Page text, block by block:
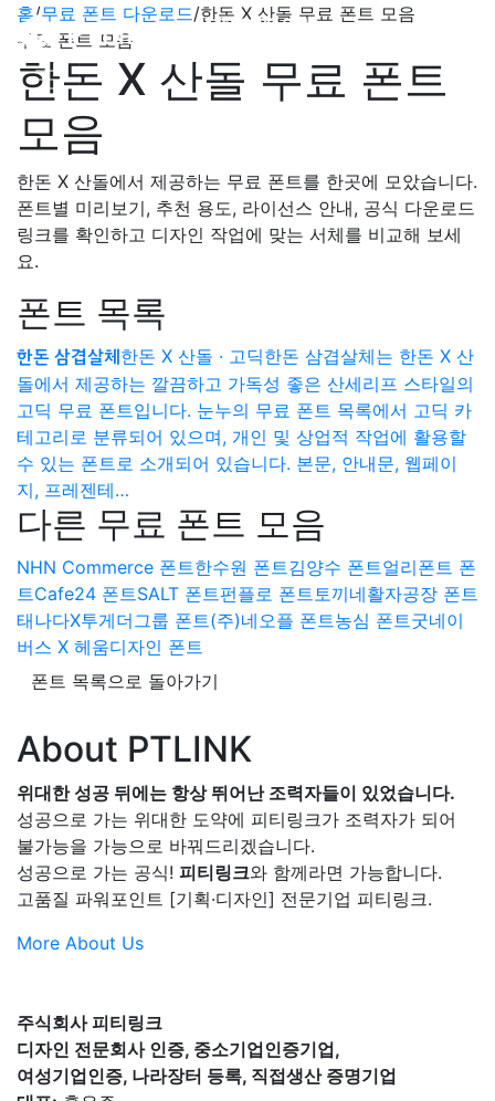
홈/무료 폰트 다운로드/한돈 X 산돌 무료 폰트 모음
무료 폰트 모음
한돈 X 산돌 무료 폰트
모음
한돈 X 산돌에서 제공하는 무료 폰트를 한곳에 모았습니다.
폰트별 미리보기, 추천 용도, 라이선스 안내, 공식 다운로드
링크를 확인하고 디자인 작업에 맞는 서체를 비교해 보세
요.
폰트 목록
한돈 삼겹살체 한돈 X 산돌 · 고딕한돈 삼겹살체는 한돈 X 산
돌에서 제공하는 깔끔하고 가독성 좋은 산세리프 스타일의
고딕 무료 폰트입니다. 눈누의 무료 폰트 목록에서 고딕 카
테고리로 분류되어 있으며, 개인 및 상업적 작업에 활용할
수 있는 폰트로 소개되어 있습니다. 본문, 안내문, 웹페이
지, 프레젠테…
다른 무료 폰트 모음
NHN Commerce 폰트한수원 폰트김양수 폰트얼리폰트 폰
트Cafe24 폰트SALT 폰트펀플로 폰트토끼네활자공장 폰트
태나다X투게더그룹 폰트(주)네오플 폰트농심 폰트굿네이
버스 X 헤움디자인 폰트
폰트 목록으로 돌아가기
About PTLINK
위대한 성공 뒤에는 항상 뛰어난 조력자들이 있었습니다.
성공으로 가는 위대한 도약에 피티링크가 조력자가 되어
불가능을 가능으로 바꿔드리겠습니다.
성공으로 가는 공식! 피티링크와 함께라면 가능합니다.
고품질 파워포인트 [기획·디자인] 전문기업 피티링크.
More About Us
주식회사 피티링크
디자인 전문회사 인증, 중소기업인증기업,
여성기업인증, 나라장터 등록, 직접생산 증명기업